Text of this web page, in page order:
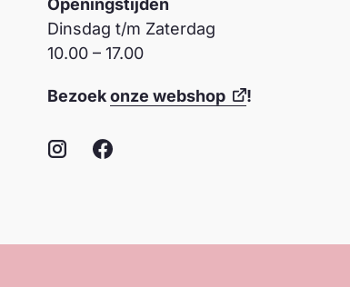
Openingstijden
Dinsdag t/m Zaterdag
10.00 – 17.00
Bezoekonze webshop !